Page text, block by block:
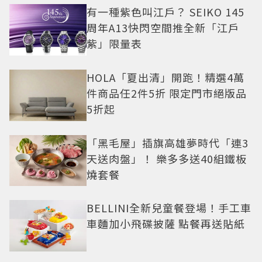
有一種紫色叫江戶？ SEIKO 145
周年A13快閃空間推全新「江戶
紫」限量表
HOLA「夏出清」開跑！精選4萬
件商品任2件5折 限定門市絕版品
5折起
「黑毛屋」插旗高雄夢時代「連3
天送肉盤」！ 樂多多送40組鐵板
燒套餐
BELLINI全新兒童餐登場！手工車
車麵加小飛碟披薩 點餐再送貼紙